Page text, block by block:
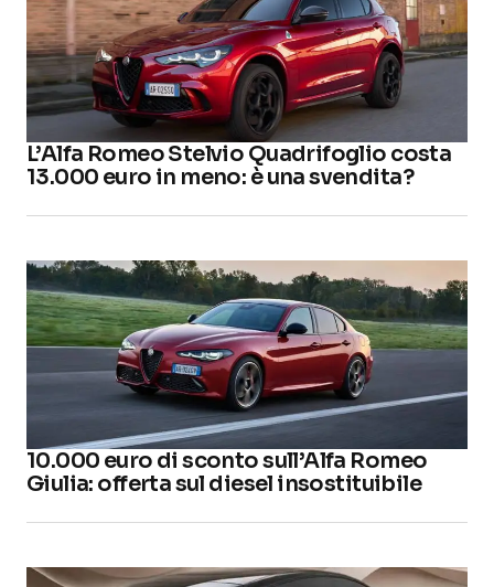
L’Alfa Romeo Stelvio Quadrifoglio costa
13.000 euro in meno: è una svendita?
10.000 euro di sconto sull’Alfa Romeo
Giulia: offerta sul diesel insostituibile